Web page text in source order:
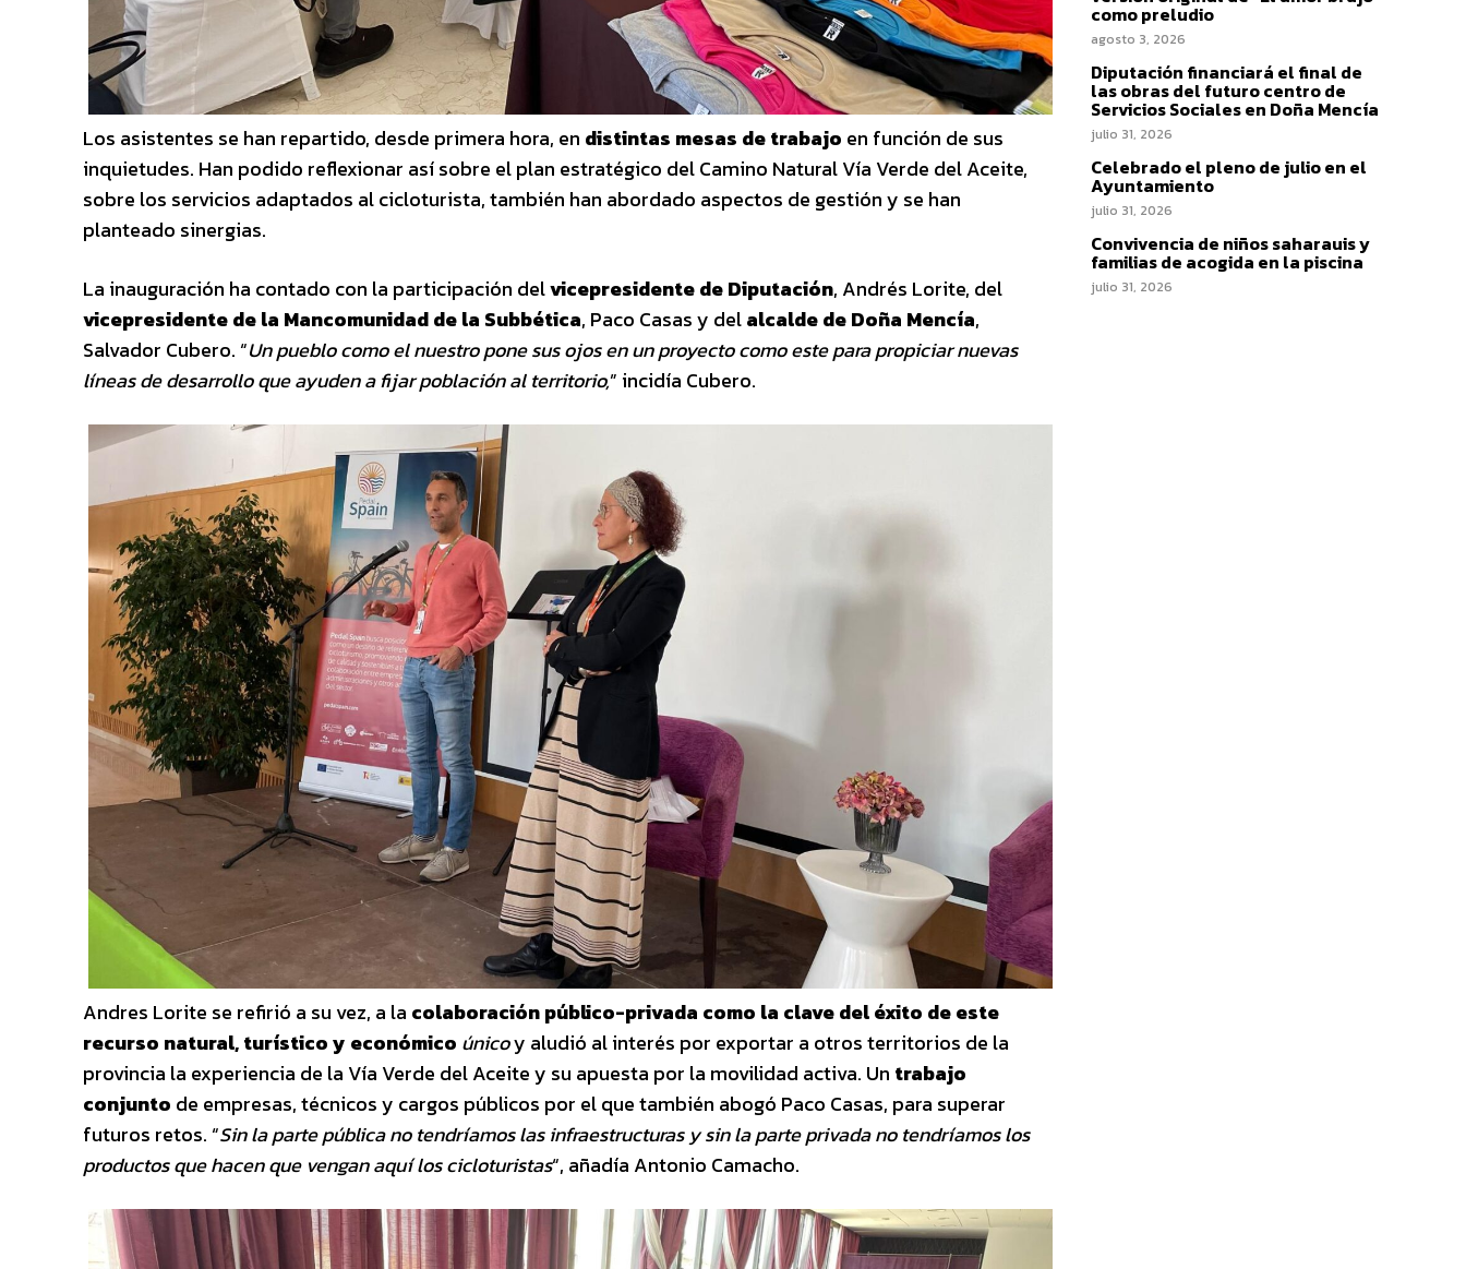
Los asistentes se han repartido, desde primera hora, en distintas mesas de trabajo en función de sus
inquietudes. Han podido reflexionar así sobre el plan estratégico del Camino Natural Vía Verde del Aceite,
sobre los servicios adaptados al cicloturista, también han abordado aspectos de gestión y se han
planteado sinergias.
La inauguración ha contado con la participación delvicepresidente de Diputación, Andrés Lorite, del
vicepresidente de la Mancomunidad de la Subbética, Paco Casas y delalcalde de Doña Mencía,
Salvador Cubero. “Un pueblo como el nuestro pone sus ojos en un proyecto como este para propiciar nuevas
líneas de desarrollo que ayuden a fijar población al territorio,” incidía Cubero.
Andres Lorite se refirió a su vez, a la colaboración público-privada como la clave del éxito de este
recurso natural, turístico y económico únicoy aludió al interés por exportar a otros territorios de la
provincia la experiencia de la Vía Verde del Aceite y su apuesta por la movilidad activa. Un trabajo
conjunto de empresas, técnicos y cargos públicos por el que también abogó Paco Casas, para superar
futuros retos. “Sin la parte pública no tendríamos las infraestructuras y sin la parte privada no tendríamos los
productos que hacen que vengan aquí los cicloturistas“, añadía Antonio Camacho.
como preludio
agosto 3, 2026
Diputación financiará el final de
las obras del futuro centro de
Servicios Sociales en Doña Mencía
julio 31, 2026
Celebrado el pleno de julio en el
Ayuntamiento
julio 31, 2026
Convivencia de niños saharauis y
familias de acogida en la piscina
julio 31, 2026